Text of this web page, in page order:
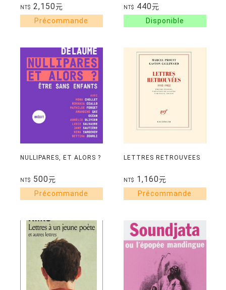
MUSEE CARNAVALET
2026
NT$ 2,150元 NT$ 440元
NULLIPARES, ET ALORS ?
NT$ 500元
LETTRES RETROUVEES
NT$ 1,160元